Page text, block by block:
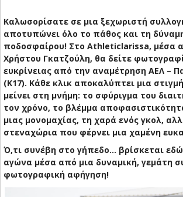
Καλωσορίσατε σε μια ξεχωριστή
αποτυπώνει όλο το πάθος και τη
ποδοσφαίρου! Στο Athleticlarissa, μέσα
Χρήστου Γκατζούλη, θα δείτε
ευκρίνειας από την αναμέτρηση ΑΕΛ –
(Κ17). Κάθε κλικ αποκαλύπτει μια
μείνει στη μνήμη: το σφύριγμα του
τον χρόνο, το βλέμμα
μιας μονομαχίας, τη χαρά ενός γκολ,
στεναχώρια που φέρνει μια χαμένη
Ό,τι συνέβη στο γήπεδο… βρίσκεται
αγώνα μέσα από μια δυναμική, γεμάτη
φωτογραφική αφήγηση!